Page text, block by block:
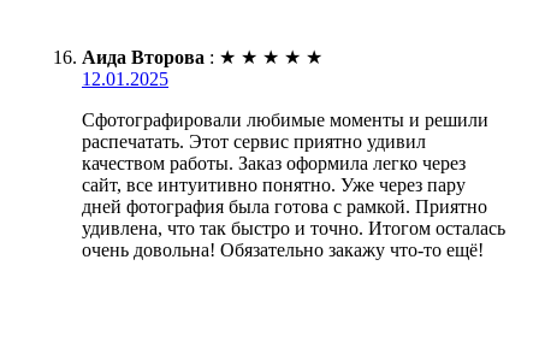
Аида Второва : ★ ★ ★ ★ ★
12.01.2025
Сфотографировали любимые моменты и решили
распечатать. Этот сервис приятно удивил
качеством работы. Заказ оформила легко через
сайт, все интуитивно понятно. Уже через пару
дней фотография была готова с рамкой. Приятно
удивлена, что так быстро и точно. Итогом осталась
очень довольна! Обязательно закажу что-то ещё!